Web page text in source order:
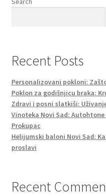
Recent Posts
Personalizovani pokloni:
Poklon za godišnjicu braka:
Zdravi i posni slatkiši:
Vinoteka Novi Sad:
Prokupac
Helijumski baloni Novi Sad:
proslavi
Recent